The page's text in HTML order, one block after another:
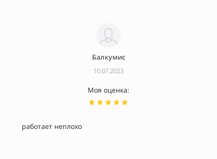
Балкумис
10.07.2023
Моя оценка:
работает неплохо